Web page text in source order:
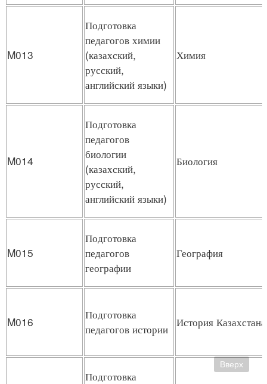
M013
Подготовка
педагогов химии
(казахский,
русский,
английский языки)
Химия
M014
Подготовка
педагогов
биологии
(казахский,
русский,
английский языки)
Биология
M015
Подготовка
педагогов
географии
География
M016
Подготовка
педагогов истории История Казахстана
Подготовка
Вверх